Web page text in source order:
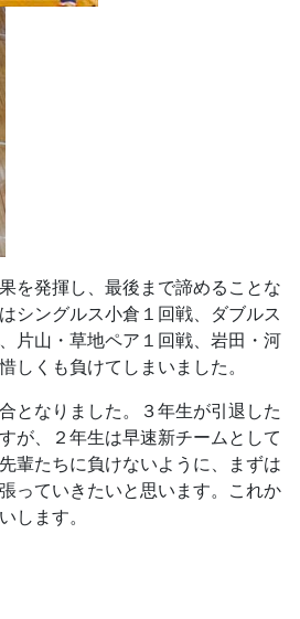
を発揮し、最後まで諦めることな
シングルス小倉１回戦、ダブルス
片山・草地ペア１回戦、岩田・河
しくも負けてしまいました。
となりました。３年生が引退した
が、２年生は早速新チームとして
輩たちに負けないように、まずは
っていきたいと思います。これか
します。